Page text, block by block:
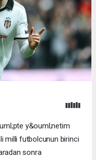
y&ouml;netim
milli futbolcunun birinci
sonra